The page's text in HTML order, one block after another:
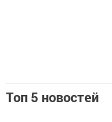
Топ 5 новостей